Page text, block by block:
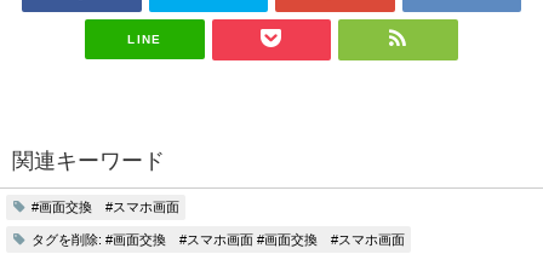
LINE
関連キーワード
#画面交換 #スマホ画面
タグを削除: #画面交換 #スマホ画面 #画面交換 #スマホ画面